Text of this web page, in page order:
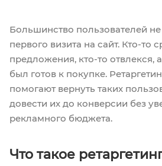
Большинство пользователей не
первого визита на сайт. Кто-то
предложения, кто-то отвлекся,
был готов к покупке.
помогают вернуть таких
довести их до конверсии без
рекламного бюджета.
Что такое